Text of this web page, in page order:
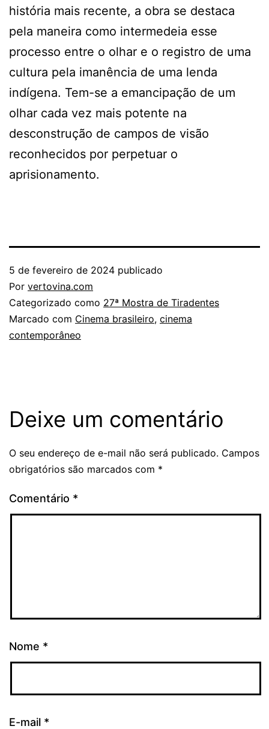
história mais recente, a obra se destaca
pela maneira como intermedeia esse
processo entre o olhar e o registro de uma
cultura pela imanência de uma lenda
indígena. Tem-se a emancipação de um
olhar cada vez mais potente na
desconstrução de campos de visão
reconhecidos por perpetuar o
aprisionamento.
5 de fevereiro de 2024 publicado
Por vertovina.com
Categorizado como 27ª Mostra de Tiradentes
Marcado com Cinema brasileiro, cinema
contemporâneo
Deixe um comentário
O seu endereço de e-mail não será publicado. Campos
obrigatórios são marcados com *
Comentário *
Nome *
E-mail *